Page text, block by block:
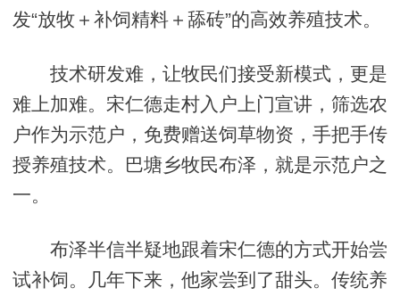
发“放牧＋补饲精料＋舔砖”的高效养殖技术。
技术研发难，让牧民们接受新模式，更是
难上加难。宋仁德走村入户上门宣讲，筛选农
户作为示范户，免费赠送饲草物资，手把手传
授养殖技术。巴塘乡牧民布泽，就是示范户之
一。
布泽半信半疑地跟着宋仁德的方式开始尝
试补饲。几年下来，他家尝到了甜头。传统养